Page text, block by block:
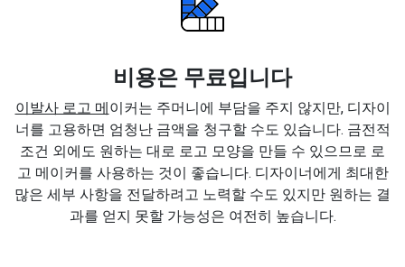
비용은 무료입니다
이발사 로고 메이커는 주머니에 부담을 주지 않지만, 디자이
너를 고용하면 엄청난 금액을 청구할 수도 있습니다. 금전적
조건 외에도 원하는 대로 로고 모양을 만들 수 있으므로 로
고 메이커를 사용하는 것이 좋습니다. 디자이너에게 최대한
많은 세부 사항을 전달하려고 노력할 수도 있지만 원하는 결
과를 얻지 못할 가능성은 여전히 높습니다.